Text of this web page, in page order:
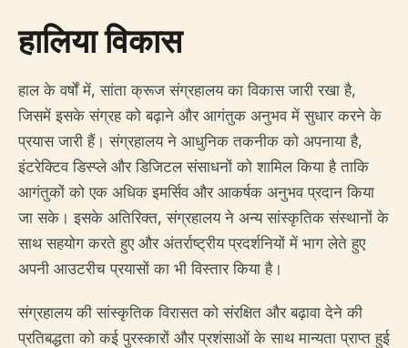
हालिया विकास
हाल के वर्षों में, सांता क्रूज संग्रहालय का विकास जारी रखा है,
जिसमें इसके संग्रह को बढ़ाने और आगंतुक अनुभव में सुधार करने के
प्रयास जारी हैं। संग्रहालय ने आधुनिक तकनीक को अपनाया है,
इंटरेक्टिव डिस्प्ले और डिजिटल संसाधनों को शामिल किया है ताकि
आगंतुकों को एक अधिक इमर्सिव और आकर्षक अनुभव प्रदान किया
जा सके। इसके अतिरिक्त, संग्रहालय ने अन्य सांस्कृतिक संस्थानों के
साथ सहयोग करते हुए और अंतर्राष्ट्रीय प्रदर्शनियों में भाग लेते हुए
अपनी आउटरीच प्रयासों का भी विस्तार किया है।
संग्रहालय की सांस्कृतिक विरासत को संरक्षित और बढ़ावा देने की
प्रतिबद्धता को कई पुरस्कारों और प्रशंसाओं के साथ मान्यता प्राप्त हुई